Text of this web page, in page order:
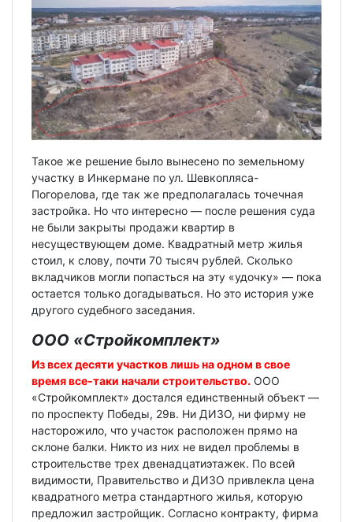
Такое же решение было вынесено по земельному
участку в Инкермане по ул. Шевкопляса-
Погорелова, где так же предполагалась точечная
застройка. Но что интересно — после решения суда
не были закрыты продажи квартир в
несуществующем доме. Квадратный метр жилья
стоил, к слову, почти 70 тысяч рублей. Сколько
вкладчиков могли попасться на эту «удочку» — пока
остается только догадываться. Но это история уже
другого судебного заседания.
ООО «Стройкомплект»
Из всех десяти участков лишь на одном в свое
время все-таки начали строительство. ООО
«Стройкомплект» достался единственный объект —
по проспекту Победы, 29в. Ни ДИЗО, ни фирму не
насторожило, что участок расположен прямо на
склоне балки. Никто из них не видел проблемы в
строительстве трех двенадцатиэтажек. По всей
видимости, Правительство и ДИЗО привлекла цена
квадратного метра стандартного жилья, которую
предложил застройщик. Согласно контракту, фирма